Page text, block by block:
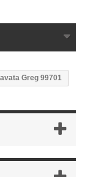
Greg 99701